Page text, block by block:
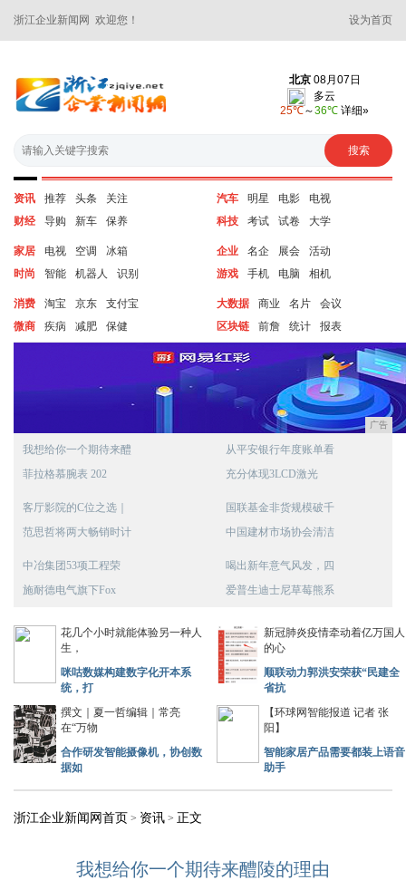
浙江企业新闻网 欢迎您！ 设为首页
资讯 推荐 头条
关注
财经
导购 新车 保养
汽车 明星 电影
电视
科技
考试 试卷 大学
家居 电视 空调
冰箱
时尚
智能 机器人 识别
企业 名企 展会
活动
游戏
手机 电脑 相机
消费 淘宝 京东
支付宝
微商
疾病 减肥 保健
大数据 商业 名片
会议
区块链
前詹 统计 报表
广告
我想给你一个期待来醴
菲拉格慕腕表 202
从平安银行年度账单看
充分体现3LCD激光
客厅影院的C位之选｜
范思哲将两大畅销时计
国联基金非货规模破千
中国建材市场协会清洁
中冶集团53项工程荣
施耐德电气旗下Fox
喝出新年意气风发，四
爱普生迪士尼草莓熊系
花几个小时就能体验另一种人
生，
咪咕数媒构建数字化开本系
统，打
新冠肺炎疫情牵动着亿万国人
的心
顺联动力郭洪安荣获“民建全
省抗
撰文｜夏一哲编辑｜常亮
在“万物
合作研发智能摄像机，协创数
据如
【环球网智能报道 记者 张
阳】
智能家居产品需要都装上语音
助手
浙江企业新闻网首页 > 资讯 > 正文
我想给你一个期待来醴陵的理由